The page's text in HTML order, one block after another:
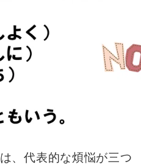
、代表的な煩悩が三つ